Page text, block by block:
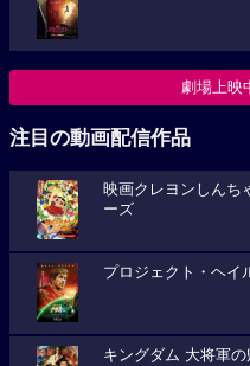
劇場上映
注目の動画配信作品
映画クレヨンしんち
ーズ
プロジェクト・ヘイ
キングダム 大将軍の